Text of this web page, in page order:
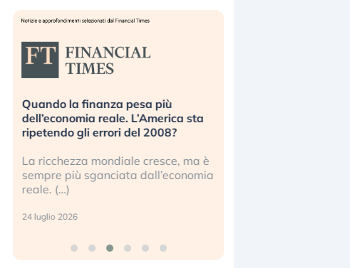
Quando la finanza pesa più
dell’economia reale. L’America sta
ripetendo gli errori del 2008?
La ricchezza mondiale cresce, ma è
sempre più sganciata dall’economia
reale. (…)
24 luglio 2026